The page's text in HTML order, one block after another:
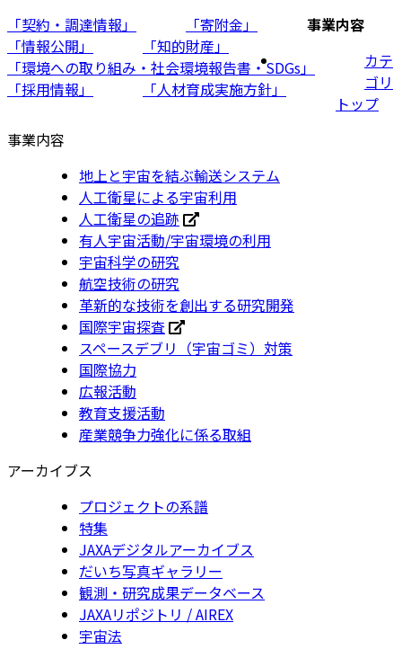
「契約・調達情報」
「寄附金」
「情報公開」
「知的財産」
「環境への取り組み・社会環境報告書・SDGs」
「採用情報」
「人材育成実施方針」
事業内容
カテ
ゴリ
トップ
事業内容
地上と宇宙を結ぶ輸送システム
人工衛星による宇宙利用
人工衛星の追跡
有人宇宙活動/宇宙環境の利用
宇宙科学の研究
航空技術の研究
革新的な技術を創出する研究開発
国際宇宙探査
スペースデブリ（宇宙ゴミ）対策
国際協力
広報活動
教育支援活動
産業競争力強化に係る取組
アーカイブス
プロジェクトの系譜
特集
JAXAデジタルアーカイブス
だいち写真ギャラリー
観測・研究成果データベース
JAXAリポジトリ / AIREX
宇宙法